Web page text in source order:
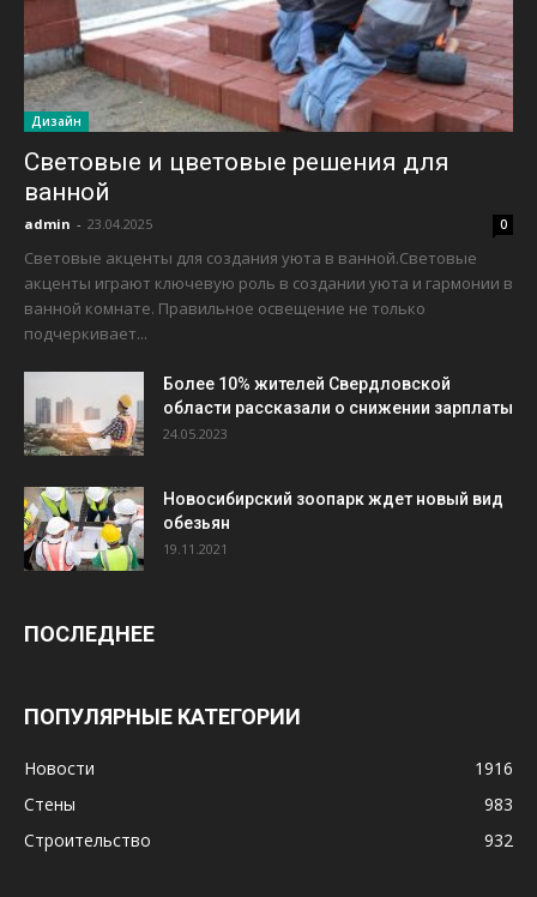
Дизайн
Световые и цветовые решения для
ванной
admin - 23.04.2025 0
Световые акценты для создания уюта в ванной.Световые
акценты играют ключевую роль в создании уюта и гармонии в
ванной комнате. Правильное освещение не только
подчеркивает...
Более 10% жителей Свердловской
области рассказали о снижении зарплаты
24.05.2023
Новосибирский зоопарк ждет новый вид
обезьян
19.11.2021
ПОСЛЕДНЕЕ
ПОПУЛЯРНЫЕ КАТЕГОРИИ
Новости
1916
Стены
983
Строительство
932